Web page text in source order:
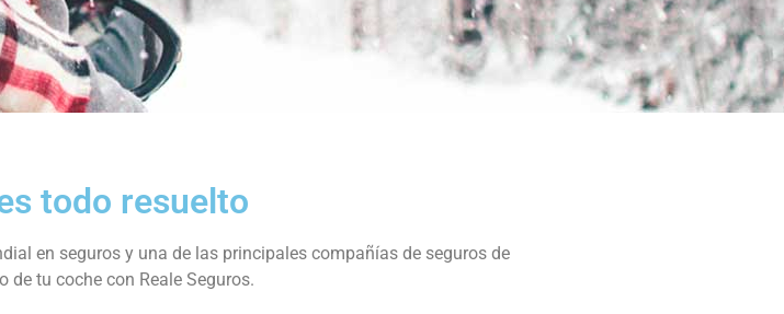
todo resuelto
en seguros y una de las principales compañías de seguros de
de tu coche con Reale Seguros.